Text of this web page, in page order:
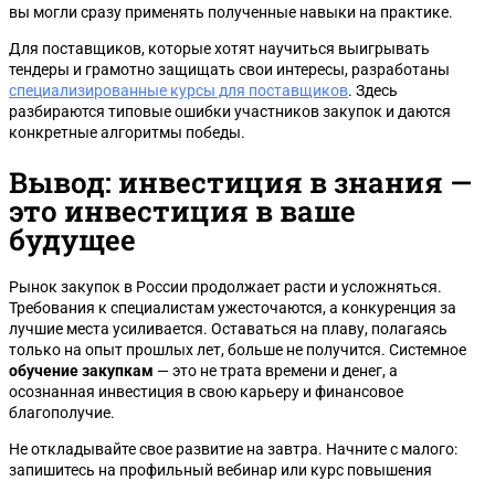
вы могли сразу применять полученные навыки на практике.
Для поставщиков, которые хотят научиться выигрывать
тендеры и грамотно защищать свои интересы, разработаны
специализированные курсы для поставщиков. Здесь
разбираются типовые ошибки участников закупок и даются
конкретные алгоритмы победы.
Вывод: инвестиция в знания —
это инвестиция в ваше
будущее
Рынок закупок в России продолжает расти и усложняться.
Требования к специалистам ужесточаются, а конкуренция за
лучшие места усиливается. Оставаться на плаву, полагаясь
только на опыт прошлых лет, больше не получится. Системное
обучение закупкам — это не трата времени и денег, а
осознанная инвестиция в свою карьеру и финансовое
благополучие.
Не откладывайте свое развитие на завтра. Начните с малого:
запишитесь на профильный вебинар или курс повышения